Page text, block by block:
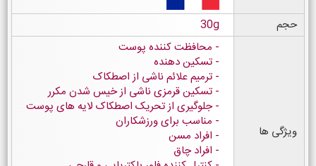
حجم
30g
ویژگی ها
محافظت کننده پوست
تسکین دهنده
ترمیم علائم ناشی از اصطکاک
تسکین قرمزی ناشی از خیس شدن مکرر
جلوگیری از تحریک اصطکاک لایه های پوست
مناسب برای ورزشکاران
افراد مسن
افراد چاق